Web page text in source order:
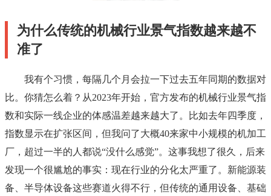
为什么传统的机械行业景气指数越来越不
准了
我有个习惯，每隔几个月会拉一下过去五年同期的数据对
比。你猜怎么着？从2023年开始，官方发布的机械行业景气指
数和实际一线企业的体感温差越来越大了。比如去年四季度，
指数显示在扩张区间，但我问了大概40来家中小规模的机加工
厂，超过一半的人都说“没什么感觉”。这事我想了很久，后来
发现一个很尴尬的事实：现在行业的分化太严重了。新能源装
备、半导体设备这些赛道火得不行，但传统的通用设备、基础